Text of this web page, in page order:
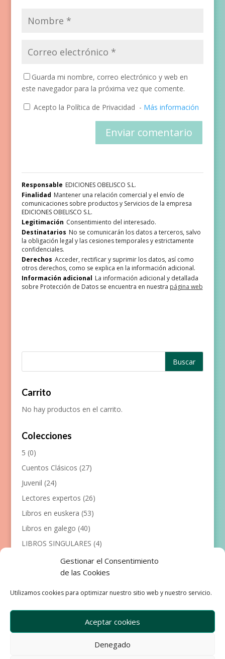
Gestionar el Consentimiento
de las Cookies
Utilizamos cookies para optimizar nuestro sitio web y nuestro servicio.
Aceptar cookies
Denegado
Guarda mi nombre, correo electrónico y web en
este navegador para la próxima vez que comente.
Acepto la Política de Privacidad - Más información
Responsable EDICIONES OBELISCO S.L.
Finalidad Mantener una relación comercial y el envío de
comunicaciones sobre productos y Servicios de la empresa
EDICIONES OBELISCO S.L.
Legitimación Consentimiento del interesado.
Destinatarios No se comunicarán los datos a terceros, salvo
la obligación legal y las cesiones temporales y estrictamente
confidenciales.
Derechos Acceder, rectificar y suprimir los datos, así como
otros derechos, como se explica en la información adicional.
Información adicional La información adicional y detallada
sobre Protección de Datos se encuentra en nuestra página web
Carrito
No hay productos en el carrito.
Colecciones
5 (0)
Cuentos Clásicos (27)
Juvenil (24)
Lectores expertos (26)
Libros en euskera (53)
Libros en galego (40)
LIBROS SINGULARES (4)
Llibres en català (117)
Manualidades (53)
Primeros lectores
(101)
Aviso Legal